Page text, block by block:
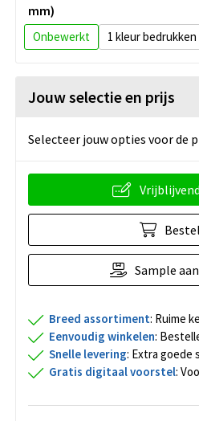
mm)
Onbewerkt 1
Jouw selectie en prijs
Selecteer jouw opties voor de
Sample
Breed assortiment: Ruime
Eenvoudig winkelen:
Snelle levering: Extra goede
Gratis digitaal voorstel: